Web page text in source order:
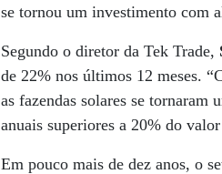
se tornou um investimento com
Segundo o diretor da Tek Trade,
de 22% nos últimos 12 meses.
as fazendas solares se tornaram
anuais superiores a 20% do
Em pouco mais de dez anos, o